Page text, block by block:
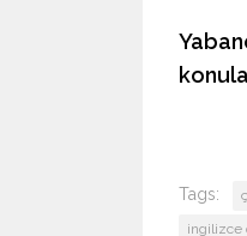
Tags:
ingilizce